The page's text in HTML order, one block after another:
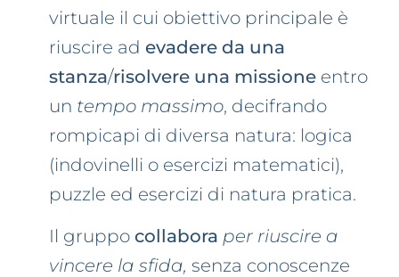
virtuale il cui obiettivo principale è
riuscire ad evadere da una
stanza/risolvere una missione entro
un tempo massimo, decifrando
rompicapi di diversa natura: logica
(indovinelli o esercizi matematici),
puzzle ed esercizi di natura pratica.
Il gruppo collabora per riuscire a
vincere la sfida, senza conoscenze